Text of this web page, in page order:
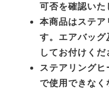
可否を確認いた
本商品はステア
す。エアバッ
してお付けくだ
ステアリング
で使用できなく